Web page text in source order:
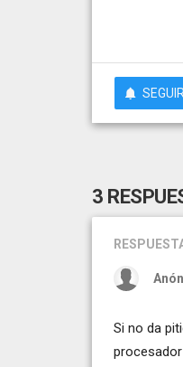
SEGUIR
3
Si no da